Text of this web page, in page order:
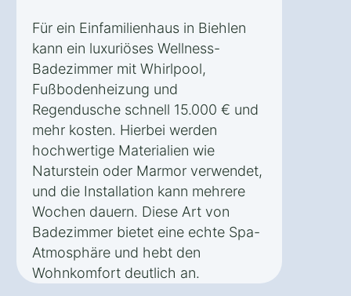
Für ein Einfamilienhaus in Biehlen
kann ein luxuriöses Wellness-
Badezimmer mit Whirlpool,
Fußbodenheizung und
Regendusche schnell 15.000 € und
mehr kosten. Hierbei werden
hochwertige Materialien wie
Naturstein oder Marmor verwendet,
und die Installation kann mehrere
Wochen dauern. Diese Art von
Badezimmer bietet eine echte Spa-
Atmosphäre und hebt den
Wohnkomfort deutlich an.